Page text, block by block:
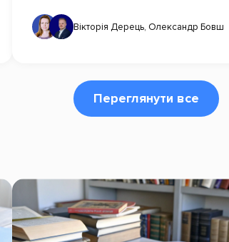
Вікторія Дерець, Олександр Бовш
Переглянути все